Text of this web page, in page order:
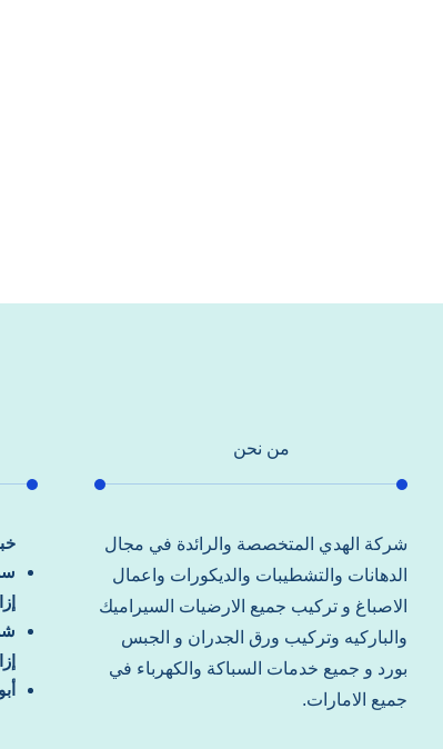
من نحن
شركة الهدي المتخصصة والرائدة في مجال
الدهانات والتشطيبات والديكورات واعمال
الاصباغ و تركيب جميع الارضيات السيراميك
والباركيه وتركيب ورق الجدران و الجبس
بورد و جميع خدمات السباكة والكهرباء في
جميع الامارات.